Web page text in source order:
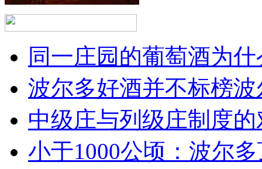
同一庄园的葡萄酒为
波尔多好酒并不标榜
中级庄与列级庄制度
小于1000公顷：波尔